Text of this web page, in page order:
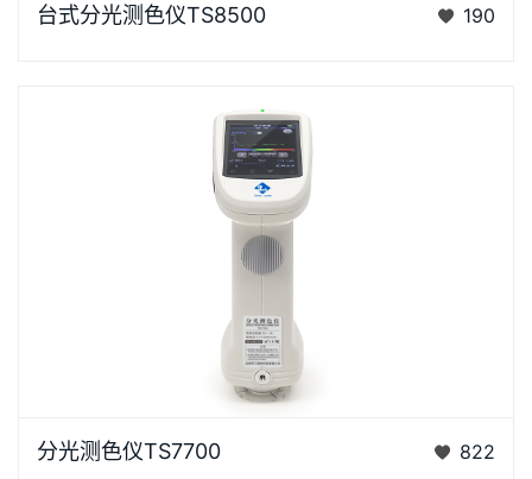
研发的分光测色仪，采用双阵列CMOS图像感应器具有
台式分光测色仪TS8500 190
仪是3nh公司花费3年时间、精心设计的、完…
分光测色仪TS7700 822